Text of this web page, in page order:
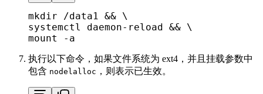
mkdir /data1 && \
systemctl daemon-reload && \
mount -a
执行以下命令，如果文件系统为 ext4，并且挂载参数中
包含 nodelalloc ，则表示已生效。